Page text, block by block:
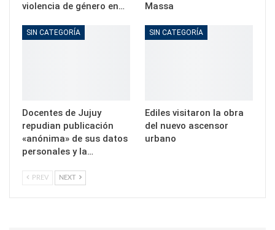
violencia de género en…
Massa
SIN CATEGORÍA
Docentes de Jujuy
repudian publicación
«anónima» de sus datos
personales y la…
SIN CATEGORÍA
Ediles visitaron la obra
del nuevo ascensor
urbano
PREV NEXT